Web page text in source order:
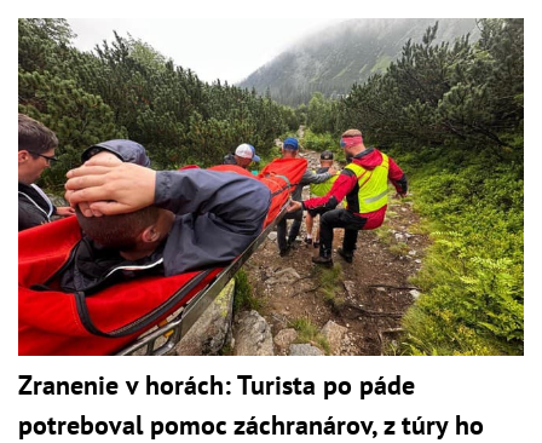
Zranenie v horách: Turista po páde
potreboval pomoc záchranárov, z túry ho